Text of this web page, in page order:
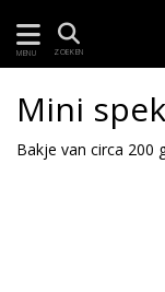
MENU ZOEKEN
Mini
Bakje van circa 200